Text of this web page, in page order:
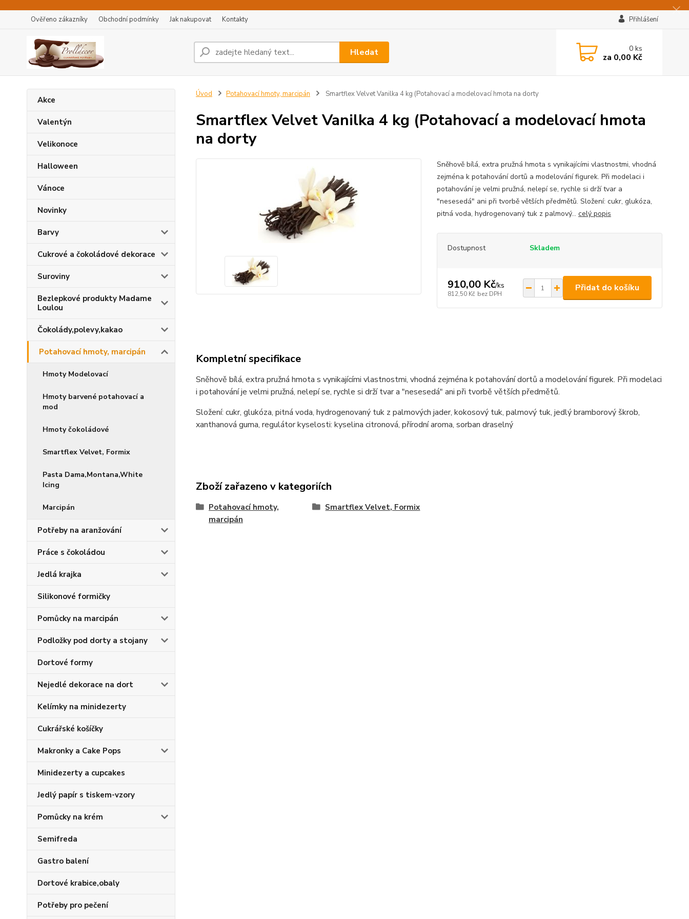
Ověřeno zákazníky Obchodní podmínky Jak nakupovat Kontakty Přihlášení
Hledat 0ks
za 0,00 Kč
Akce
Valentýn
Velikonoce
Halloween
Vánoce
Novinky
Barvy
Cukrové a čokoládové dekorace
Suroviny
Bezlepkové produkty Madame
Loulou
Čokolády,polevy,kakao
Potahovací hmoty, marcipán
Hmoty Modelovací
Hmoty barvené potahovací a
mod
Hmoty čokoládové
Smartflex Velvet, Formix
Pasta Dama,Montana,White
Icing
Marcipán
Potřeby na aranžování
Práce s čokoládou
Jedlá krajka
Silikonové formičky
Pomůcky na marcipán
Podložky pod dorty a stojany
Dortové formy
Nejedlé dekorace na dort
Kelímky na minidezerty
Cukrářské košíčky
Makronky a Cake Pops
Minidezerty a cupcakes
Jedlý papír s tiskem-vzory
Pomůcky na krém
Semifreda
Gastro balení
Dortové krabice,obaly
Potřeby pro pečení
Úvod Potahovací hmoty, marcipán Smartflex Velvet Vanilka 4 kg (Potahovací a modelovací hmota na dorty
Smartflex Velvet Vanilka 4 kg (Potahovací a modelovací hmota
na dorty
Sněhově bílá, extra pružná hmota s vynikajícími vlastnostmi, vhodná
zejména k potahování dortů a modelování figurek. Při modelaci i
potahování je velmi pružná, nelepí se, rychle si drží tvar a
"nesesedá" ani při tvorbě větších předmětů. Složení: cukr, glukóza,
pitná voda, hydrogenovaný tuk z palmový... celý popis
Dostupnost Skladem
910,00 Kč/ks
812,50 Kč bez DPH
Přidat do košíku
Kompletní specifikace
Sněhově bílá, extra pružná hmota s vynikajícími vlastnostmi, vhodná zejména k potahování dortů a modelování figurek. Při modelaci
i potahování je velmi pružná, nelepí se, rychle si drží tvar a "nesesedá" ani při tvorbě větších předmětů.
Složení: cukr, glukóza, pitná voda, hydrogenovaný tuk z palmových jader, kokosový tuk, palmový tuk, jedlý bramborový škrob,
xanthanová guma, regulátor kyselosti: kyselina citronová, přírodní aroma, sorban draselný
Zboží zařazeno v kategoriích
Potahovací hmoty,
marcipán
Smartflex Velvet, Formix